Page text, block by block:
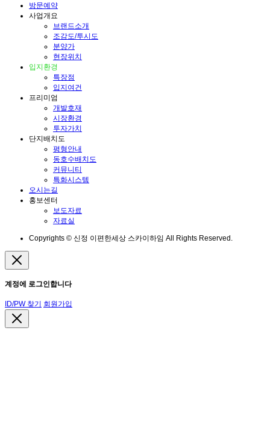
방문예약
사업개요
브랜드소개
조감도/투시도
분양가
현장위치
입지환경
특장점
입지여건
프리미엄
개발호재
시장환경
투자가치
단지배치도
평형안내
동호수배치도
커뮤니티
특화시스템
오시는길
홍보센터
보도자료
자료실
Copyrights © 신정 이편한세상 스카이하임 All Rights Reserved.
계정에 로그인합니다
ID/PW 찾기 회원가입